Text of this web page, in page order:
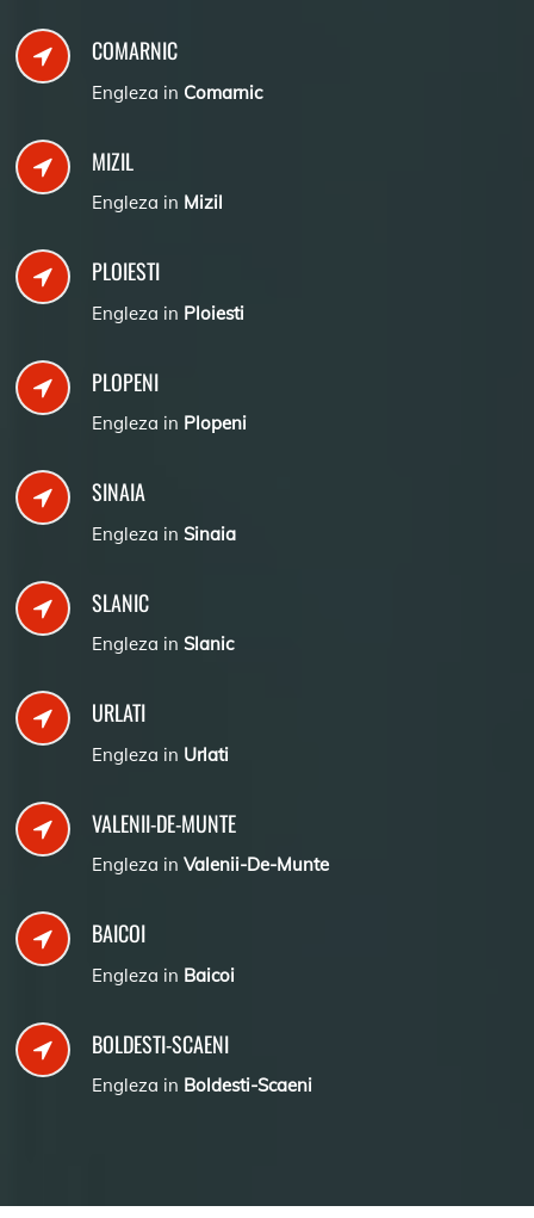
COMARNIC
Engleza in Comarnic
MIZIL
Engleza in Mizil
PLOIESTI
Engleza in Ploiesti
PLOPENI
Engleza in Plopeni
SINAIA
Engleza in Sinaia
SLANIC
Engleza in Slanic
URLATI
Engleza in Urlati
VALENII-DE-MUNTE
Engleza in Valenii-De-Munte
BAICOI
Engleza in Baicoi
BOLDESTI-SCAENI
Engleza in Boldesti-Scaeni